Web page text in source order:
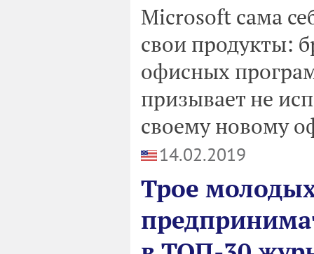
Microsoft сама
свои продукты:
офисных
призывает не
своему новому
14.02.2019
Трое